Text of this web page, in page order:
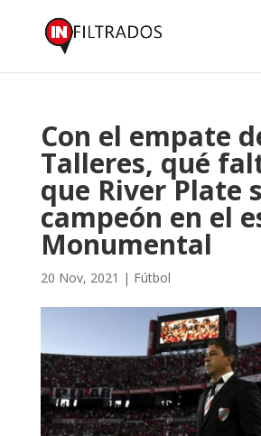
Con el empate
Talleres, qué
que River Plate
campeón en el
Monumental
20 Nov, 2021 | Fútbol